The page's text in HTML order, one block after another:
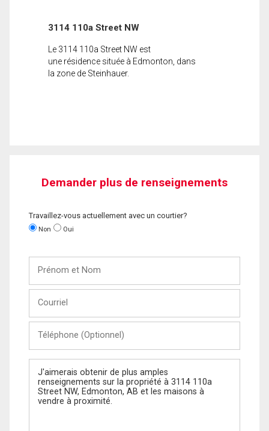
3114 110a Street NW
Le 3114 110a Street NW est
une résidence située à Edmonton, dans
la zone de Steinhauer.
Demander plus de renseignements
Travaillez-vous actuellement avec un courtier?
Non Oui
Nom
(Optionnel)
Message